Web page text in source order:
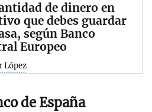
de dinero en
que debes guardar
según Banco
Europeo
López
de España